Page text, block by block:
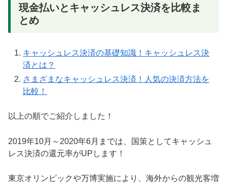
現金払いとキャッシュレス決済を比較ま
とめ
キャッシュレス決済の基礎知識！キャッシュレス決
済とは？
さまざまなキャッシュレス決済！人気の決済方法を
比較！
以上の順でご紹介しました！
2019年10月～2020年6月までは、国策としてキャッシュ
レス決済の還元率がUPします！
東京オリンピックや万博実施により、海外からの観光客増